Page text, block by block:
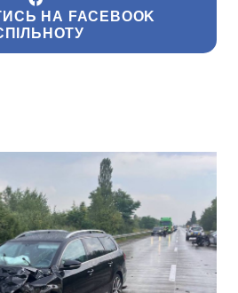
НА FACEBOOK